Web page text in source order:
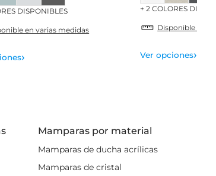
DISPONIBLES
en varias medidas
›
+ 2 COLORES
Disponible en
Ver opciones›
Mamparas por material
Mamparas de ducha acrílicas
Mamparas de cristal